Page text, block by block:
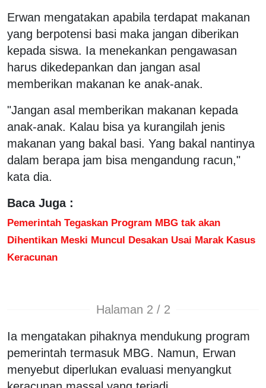
Erwan mengatakan apabila terdapat makanan
yang berpotensi basi maka jangan diberikan
kepada siswa. Ia menekankan pengawasan
harus dikedepankan dan jangan asal
memberikan makanan ke anak-anak.
"Jangan asal memberikan makanan kepada
anak-anak. Kalau bisa ya kurangilah jenis
makanan yang bakal basi. Yang bakal nantinya
dalam berapa jam bisa mengandung racun,"
kata dia.
Baca Juga :
Pemerintah Tegaskan Program MBG tak akan
Dihentikan Meski Muncul Desakan Usai Marak Kasus
Keracunan
Halaman 2 / 2
Ia mengatakan pihaknya mendukung program
pemerintah termasuk MBG. Namun, Erwan
menyebut diperlukan evaluasi menyangkut